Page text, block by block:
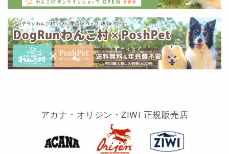
アカナ・オリジン・ZIWI 正規販売店